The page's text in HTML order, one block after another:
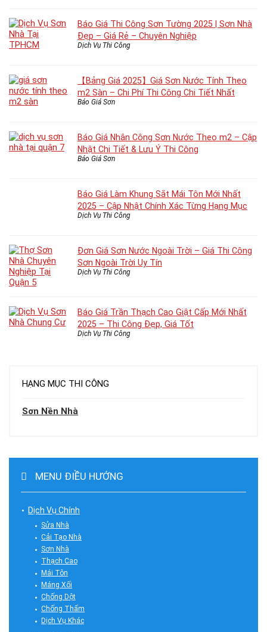
Báo Giá Thi Công Sơn Tường 2025 | Sơn Nhà
Đẹp – Giá Rẻ – Chuyên Nghiệp
Dịch Vụ Thi Công
【Bảng Giá 2025】Giá Sơn Nước Tính Theo
m2 Sàn – Chi Phí Thi Công Chi Tiết Nhất
Báo Giá Sơn
Báo Giá Nhân Công Sơn Nước Theo m2 – Cập
Nhật Chi Tiết & Lưu Ý Thi Công
Báo Giá Sơn
Báo Giá Làm Khung Sắt Mái Tôn Mới Nhất
2025 – Cập Nhật Chính Xác Từng Hạng Mục
Dịch Vụ Thi Công
Đơn Giá Sơn Nước Ngoài Trời – Giá Thi Công
Sơn Ngoài Trời Uy Tín
Dịch Vụ Thi Công
Báo Giá Trần Thạch Cao Giật Cấp Mới Nhất
2025 – Thi Công Đẹp, Giá Tốt
Dịch Vụ Thi Công
HẠNG MỤC THI CÔNG
Sơn Nền Nhà
MENU ĐIỀU HƯỚNG
Dịch Vụ Chính
Sửa Nhà
Cải Tạo Nhà
Sơn Nhà
Thạch Cao
Mái Tôn
Máng Xối
Chống Dột
Chống Thấm
Dịch Vụ Khác